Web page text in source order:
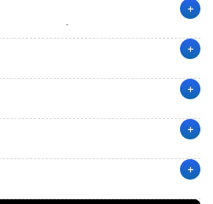
+
บเขตร้อนชื้น (Tropical Savanna
กาศร้อนและชื้นตลอดทั้งปี โดยมีฤดูฝน
งชัดเจน ในฤดูใบไม้ผลิ (Spring) มี
ละในฤดูร้อน (Summer) มีอุณหภูมิ
+
ส่งสาธารณะให้บริการอยู่หลายประเภท
กท่องเที่ยวและผู้ที่อาศัยอยู่ในเมือง
ใกล้เคียง เช่น เซมิโนล (Seminole),
(Polk) และโวลูเซีย (Volusia) มีทั้ง
+
International Airport) เมือง
อง Orlando ห่างจากดาวน์ทาวน์เพียง
+
Universal Studios Orlando,
+